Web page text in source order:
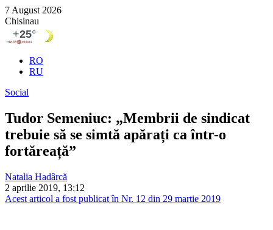
7 August 2026
Chisinau
RO
RU
Social
Tudor Semeniuc: „Membrii de sindicat
trebuie să se simtă apărați ca într-o
fortăreață”
Natalia Hadârcă
2 aprilie 2019, 13:12
Acest articol a fost publicat în Nr. 12 din 29 martie 2019